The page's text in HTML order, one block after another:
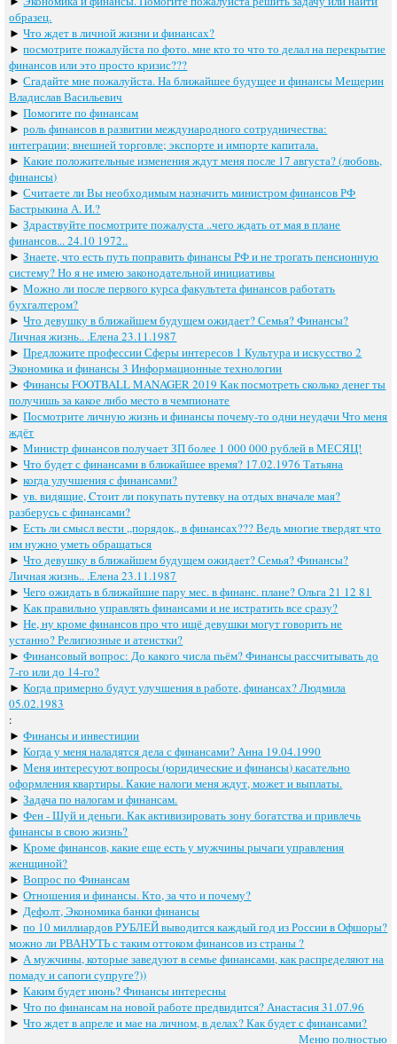
образец.
►Что ждет в личной жизни и финансах?
►посмотрите пожалуйста по фото. мне кто то что то делал на перекрытие
финансов или это просто кризис???
►Сгадайте мне пожалуйста. На ближайшее будущее и финансы Мещерин
Владислав Васильевич
►Помогите по финансам
►роль финансов в развитии международного сотрудничества:
интеграции; внешней торговле; экспорте и импорте капитала.
►Какие положительные изменения ждут меня после 17 августа? (любовь,
финансы)
►Считаете ли Вы необходимым назначить министром финансов РФ
Бастрыкина А. И.?
►Здраствуйте посмотрите пожалуста ..чего ждать от мая в плане
финансов... 24.10 1972..
►Знаете, что есть путь поправить финансы РФ и не трогать пенсионную
систему? Но я не имею законодательной инициативы
►Можно ли после первого курса факультета финансов работать
бухгалтером?
►Что девушку в ближайшем будущем ожидает? Семья? Финансы?
Личная жизнь.. .Елена 23.11.1987
►Предложите профессии Сферы интересов 1 Культура и искусство 2
Экономика и финансы 3 Информационные технологии
►Финансы FOOTBALL MANAGER 2019 Как посмотреть сколько денег ты
получишь за какое либо место в чемпионате
►Посмотрите личную жизнь и финансы почему-то одни неудачи Что меня
ждёт
►Министр финансов получает ЗП более 1 000 000 рублей в МЕСЯЦ!
►Что будет с финансами в ближайшее время? 17.02.1976 Татьяна
►когда улучшения с финансами?
►ув. видящие, Cтоит ли покупать путевку на отдых вначале мая?
разберусь с финансами?
►Есть ли смысл вести ,,порядок,, в финансах??? Ведь многие твердят что
им нужно уметь обращаться
►Что девушку в ближайшем будущем ожидает? Семья? Финансы?
Личная жизнь.. .Елена 23.11.1987
►Чего ожидать в ближайшие пару мес. в финанс. плане? Ольга 21 12 81
►Как правильно управлять финансами и не истратить все сразу?
►Не, ну кроме финансов про что ищё девушки могут говорить не
устанно? Религиозные и атеистки?
►Финансовый вопрос: До какого числа пьём? Финансы рассчитывать до
7-го или до 14-го?
►Когда примерно будут улучшения в работе, финансах? Людмила
05.02.1983
:
►Финансы и инвестиции
►Когда у меня наладятся дела с финансами? Анна 19.04.1990
►Меня интересуют вопросы (юридические и финансы) касательно
оформления квартиры. Какие налоги меня ждут, может и выплаты.
►Задача по налогам и финансам.
►Фен - Шуй и деньги. Как активизировать зону богатства и привлечь
финансы в свою жизнь?
►Кроме финансов, какие еще есть у мужчины рычаги управления
женщиной?
►Вопрос по Финансам
►Отношения и финансы. Кто, за что и почему?
►Дефолт, Экономика банки финансы
►по 10 миллиардов РУБЛЕЙ выводится каждый год из России в Офшоры?
можно ли РВАНУТЬ с таким оттоком финансов из страны ?
►А мужчины, которые заведуют в семье финансами, как распределяют на
помаду и сапоги супруге?))
►Каким будет июнь? Финансы интересны
►Что по финансам на новой работе предвидится? Анастасия 31.07.96
►Что ждет в апреле и мае на личном, в делах? Как будет с финансами?
Меню полностью